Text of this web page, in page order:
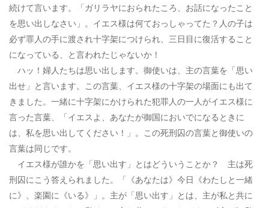
続けて言います。「ガリラヤにおられたころ、お話になったこと
を思い出しなさい」。イエス様は何ておっしゃってた？人の子は
必ず罪人の手に渡され十字架につけられ、三日目に復活すること
になっている、と言われたじゃないか！
ハッ！婦人たちは思い出します。御使いは、主の言葉を「思い
出せ」と言います。この言葉、イエス様の十字架の場面にも出て
きました。一緒に十字架にかけられた犯罪人の一人がイエス様に
言った言葉、「イエスよ、あなたが御国においでになるときに
は、私を思い出してください！」。この死刑囚の言葉と御使いの
言葉は同じです。
イエス様が誰かを「思い出す」とはどういうことか？ 主は死
刑囚にこう答えられました。「《あなたは》今日《わたしと一緒
に》、楽園に《いる》」。主が「思い出す」とは、主が私と共に